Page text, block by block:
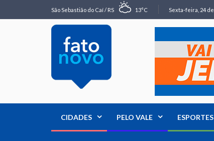
São Sebastião do Caí / RS 13°C Sexta-feira, 24
CIDADES PELO VALE ESPORTES